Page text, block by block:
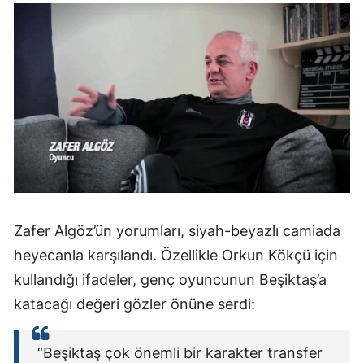
Zafer Algöz’ün yorumları, siyah-beyazlı camiada
heyecanla karşılandı. Özellikle Orkun Kökçü için
kullandığı ifadeler, genç oyuncunun Beşiktaş’a
katacağı değeri gözler önüne serdi:
“Beşiktaş çok önemli bir karakter transfer